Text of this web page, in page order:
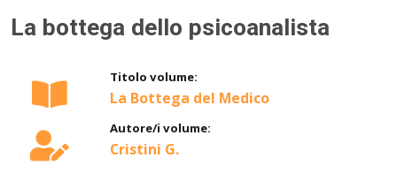
La bottega dello psicoanalista
Titolo volume:
La Bottega del Medico
Autore/i volume:
Cristini G.